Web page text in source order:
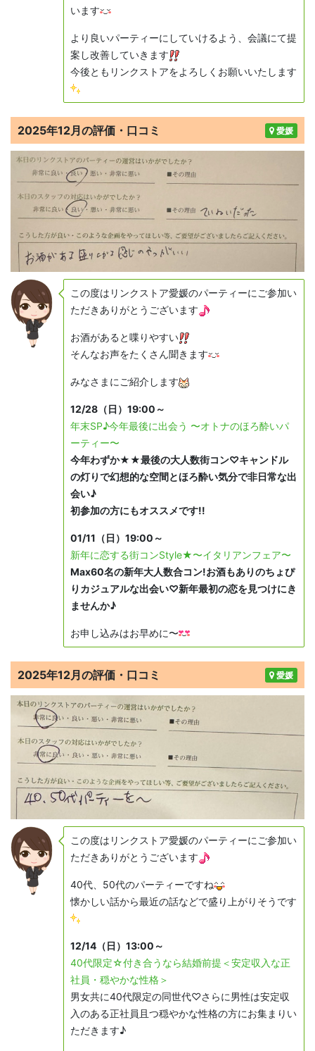
います
より良いパーティーにしていけるよう、会議にて提
案し改善していきます
今後ともリンクストアをよろしくお願いいたします
愛媛
2025年12月の評価・口コミ
この度はリンクストア愛媛のパーティーにご参加い
ただきありがとうございます
お酒があると喋りやすい
そんなお声をたくさん聞きます
みなさまにご紹介します
12/28（日）19:00～
年末SP♪今年最後に出会う 〜オトナのほろ酔いパ
ーティー〜
今年わずか★★最後の大人数街コン♡キャンドル
の灯りで幻想的な空間とほろ酔い気分で非日常な出
会い♪
初参加の方にもオススメです!!
01/11（日）19:00～
新年に恋する街コンStyle★〜イタリアンフェア〜
Max60名の新年大人数合コン!お酒もありのちょぴ
りカジュアルな出会い♡新年最初の恋を見つけにき
ませんか♪
お申し込みはお早めに〜
愛媛
2025年12月の評価・口コミ
この度はリンクストア愛媛のパーティーにご参加い
ただきありがとうございます
40代、50代のパーティーですね
懐かしい話から最近の話などで盛り上がりそうです
12/14（日）13:00～
40代限定☆付き合うなら結婚前提＜安定収入な正
社員・穏やかな性格＞
男女共に40代限定の同世代♡さらに男性は安定収
入のある正社員且つ穏やかな性格の方にお集まりい
ただきます♪